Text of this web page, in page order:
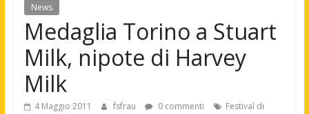
News
Medaglia Torino a Stuart
Milk, nipote di Harvey
Milk
4 Maggio 2011 fsfrau 0 commenti
Festival di